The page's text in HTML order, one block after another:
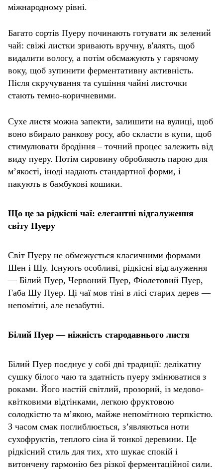
міжнародному рівні.
Багато сортів Пуеру починають готувати як зелений
чай: свіжі листки зривають вручну, в'ялять, щоб
видалити вологу, а потім обсмажують у гарячому
воку, щоб зупинити ферментативну активність.
Після скручування та сушіння чайні листочки
стають темно-коричневими.
Сухе листя можна запекти, залишити на вулиці, щоб
воно вбирало ранкову росу, або скласти в купи, щоб
стимулювати бродіння – точний процес залежить від
виду пуеру. Потім сировину обробляють парою для
м’якості, іноді надають стандартної форми, і
пакують в бамбукові кошики.
Що це за рідкісні чаї: елегантні відгалуження
світу Пуеру
Світ Пуеру не обмежується класичними формами
Шен і Шу. Існують особливі, рідкісні відгалуження
— Білий Пуер, Червоний Пуер, Фіолетовий Пуер,
Габа Шу Пуер. Ці чаї мов тіні в лісі старих дерев —
непомітні, але незабутні.
Білий Пуер — ніжність стародавнього листя
Білий Пуер поєднує у собі дві традиції: делікатну
сушку білого чаю та здатність пуеру змінюватися з
роками. Його настій світлий, прозорий, із медово-
квітковими відтінками, легкою фруктовою
солодкістю та м’якою, майже непомітною терпкістю.
З часом смак поглиблюється, з’являються ноти
сухофруктів, теплого сіна й тонкої деревини. Це
рідкісний стиль для тих, хто шукає спокій і
витончену гармонію без різкої ферментаційної сили.